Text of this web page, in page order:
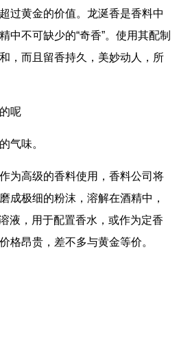
过黄金的价值。龙涎香是香料中
中不可缺少的“奇香”。使用其配制
，而且留香持久，美妙动人，所
呢
气味。
为高级的香料使用，香料公司将
成极细的粉沫，溶解在酒精中，
液，用于配置香水，或作为定香
格昂贵，差不多与黄金等价。